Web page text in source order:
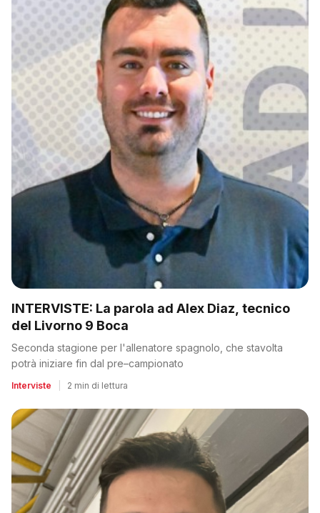
INTERVISTE: La parola ad Alex Diaz, tecnico
del Livorno 9 Boca
Seconda stagione per l'allenatore spagnolo, che stavolta
potrà iniziare fin dal pre–campionato
Interviste 2 min di lettura